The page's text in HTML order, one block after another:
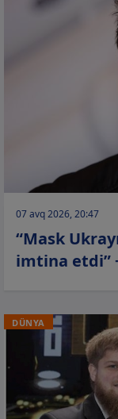
07 avq 2026, 20:47
“Mask
imtina etdi”
DÜNYA